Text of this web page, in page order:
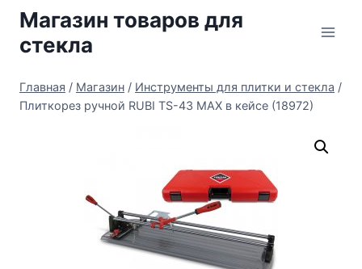
Перейти
содержимому
Магазин товаров для
стекла
Главная / Магазин / Инструменты для плитки и стекла /
Плиткорез ручной RUBI TS-43 MAX в кейсе (18972)